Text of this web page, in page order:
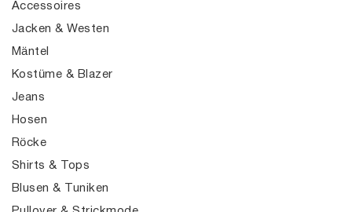
Accessoires
Jacken & Westen
Mäntel
Kostüme & Blazer
Jeans
Hosen
Röcke
Shirts & Tops
Blusen & Tuniken